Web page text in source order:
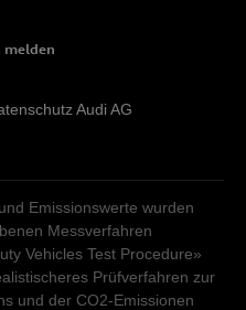
melden
Audi AG
Emissionswerte wurden
Messverfahren
Vehicles Test Procedure»
Prüfverfahren zur
und der CO2-Emissionen